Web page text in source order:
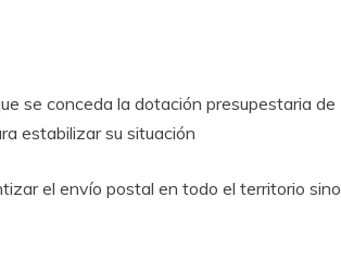
se conceda la dotación presupestaria de
estabilizar su situación
el envío postal en todo el territorio sino